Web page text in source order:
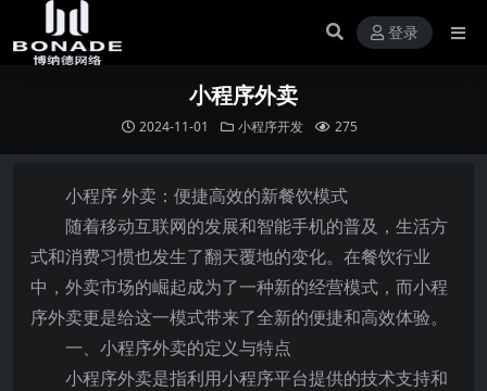
登录
小程序外卖
2024-11-01 小程序开发 275
小程序 外卖：便捷高效的新餐饮模式
随着移动互联网的发展和智能手机的普及，生活方
式和消费习惯也发生了翻天覆地的变化。在餐饮行业
中，外卖市场的崛起成为了一种新的经营模式，而小程
序外卖更是给这一模式带来了全新的便捷和高效体验。
一、小程序外卖的定义与特点
小程序外卖是指利用小程序平台提供的技术支持和